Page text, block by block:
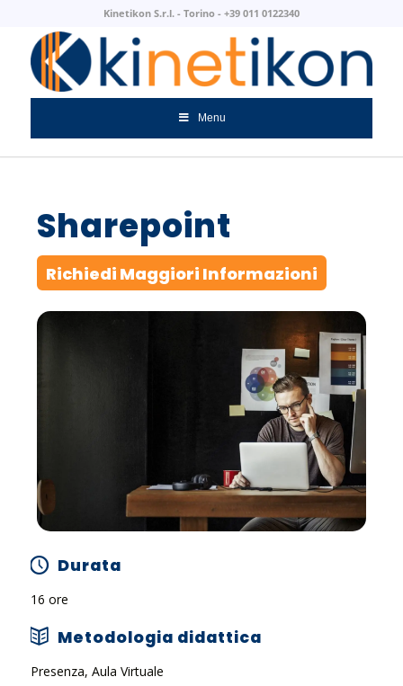
Kinetikon S.r.l. - Torino - +39 011 0122340
Menu
Sharepoint
Richiedi Maggiori Informazioni
Durata
16 ore
Metodologia didattica
Presenza, Aula Virtuale